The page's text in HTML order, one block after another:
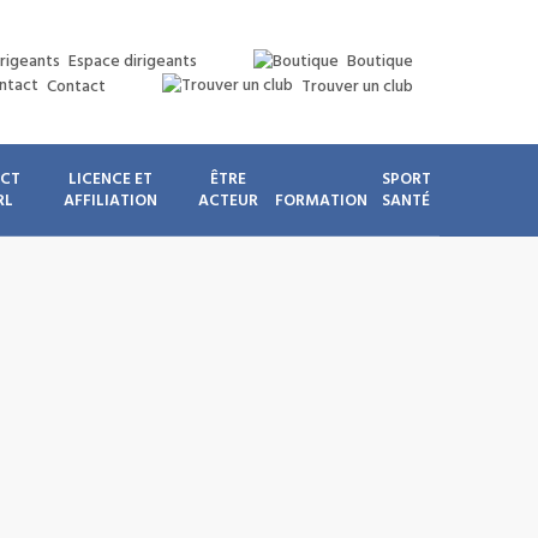
Espace dirigeants
Boutique
Contact
Trouver un club
LICENCE ET
AFFILIATION
ÊTRE
ACTEUR
FORMATION
SPORT
SANTÉ